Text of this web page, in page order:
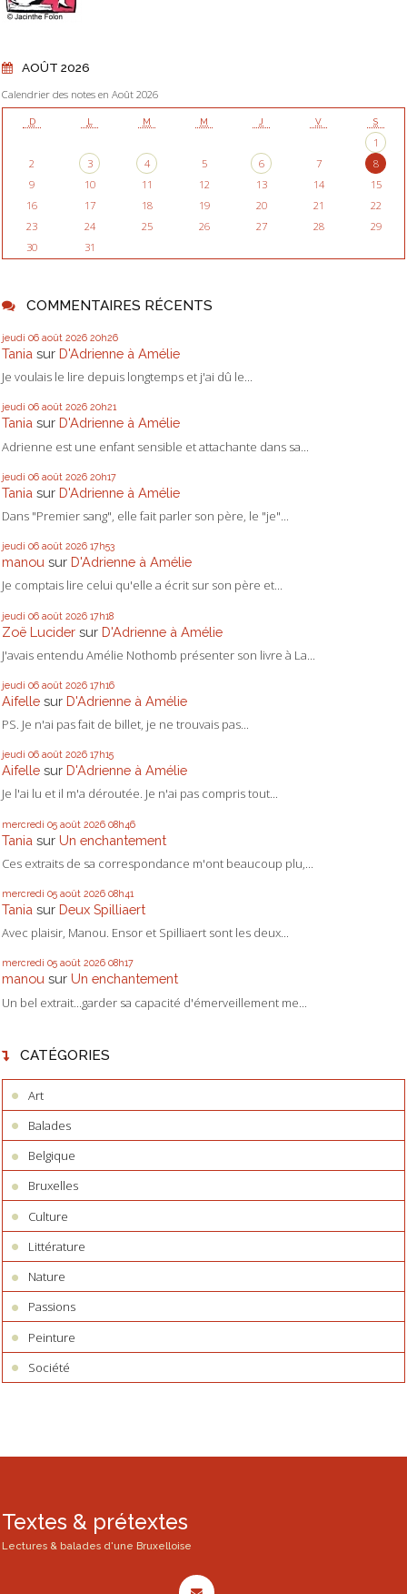
AOÛT 2026
Calendrier des notes en Août 2026
D L M M J V S
1
2
3 4 5 6 7
8
9
10 11 12 13 14
15
16
17 18 19 20 21
22
23
24 25 26 27 28
29
30
31
COMMENTAIRES RÉCENTS
jeudi 06 août 2026 20h26
Tania sur D'Adrienne à Amélie
Je voulais le lire depuis longtemps et j'ai dû le...
jeudi 06 août 2026 20h21
Tania sur D'Adrienne à Amélie
Adrienne est une enfant sensible et attachante dans sa...
jeudi 06 août 2026 20h17
Tania sur D'Adrienne à Amélie
Dans "Premier sang", elle fait parler son père, le "je"...
jeudi 06 août 2026 17h53
manou sur D'Adrienne à Amélie
Je comptais lire celui qu'elle a écrit sur son père et...
jeudi 06 août 2026 17h18
Zoë Lucider sur D'Adrienne à Amélie
J'avais entendu Amélie Nothomb présenter son livre à La...
jeudi 06 août 2026 17h16
Aifelle sur D'Adrienne à Amélie
PS. Je n'ai pas fait de billet, je ne trouvais pas...
jeudi 06 août 2026 17h15
Aifelle sur D'Adrienne à Amélie
Je l'ai lu et il m'a déroutée. Je n'ai pas compris tout...
mercredi 05 août 2026 08h46
Tania sur Un enchantement
Ces extraits de sa correspondance m'ont beaucoup plu,...
mercredi 05 août 2026 08h41
Tania sur Deux Spilliaert
Avec plaisir, Manou. Ensor et Spilliaert sont les deux...
mercredi 05 août 2026 08h17
manou sur Un enchantement
Un bel extrait...garder sa capacité d'émerveillement me...
CATÉGORIES
Art
Balades
Belgique
Bruxelles
Culture
Littérature
Nature
Passions
Peinture
Société
Textes & prétextes
Lectures & balades d'une Bruxelloise